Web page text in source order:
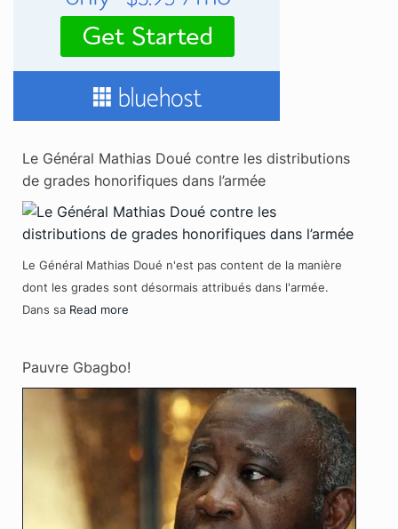
Le Général Mathias Doué contre les distributions
de grades honorifiques dans l’armée
Le Général Mathias Doué n'est pas content de la manière
dont les grades sont désormais attribués dans l'armée.
Dans sa Read more
Pauvre Gbagbo!